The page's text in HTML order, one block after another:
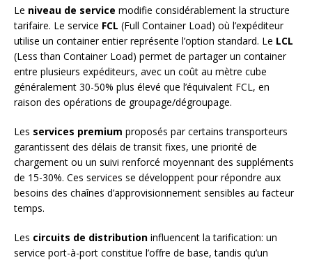
Le niveau de service modifie considérablement la structure
tarifaire. Le service FCL (Full Container Load) où l’expéditeur
utilise un container entier représente l’option standard. Le LCL
(Less than Container Load) permet de partager un container
entre plusieurs expéditeurs, avec un coût au mètre cube
généralement 30-50% plus élevé que l’équivalent FCL, en
raison des opérations de groupage/dégroupage.
Les services premium proposés par certains transporteurs
garantissent des délais de transit fixes, une priorité de
chargement ou un suivi renforcé moyennant des suppléments
de 15-30%. Ces services se développent pour répondre aux
besoins des chaînes d’approvisionnement sensibles au facteur
temps.
Les circuits de distribution influencent la tarification: un
service port-à-port constitue l’offre de base, tandis qu’un